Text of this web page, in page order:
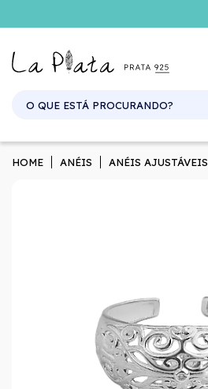
HOME ANÉIS ANÉIS AJUSTÁVEIS